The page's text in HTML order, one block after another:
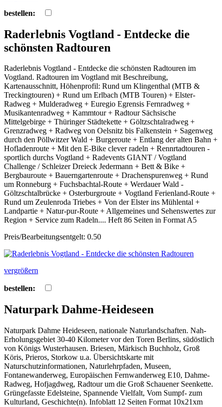
bestellen:
Raderlebnis Vogtland - Entdecke die
schönsten Radtouren
Raderlebnis Vogtland - Entdecke die schönsten Radtouren im
Vogtland. Radtouren im Vogtland mit Beschreibung,
Kartenausschnitt, Höhenprofil: Rund um Klingenthal (MTB &
Treckingtouren) + Rund um Erlbach (MTB Touren) + Elster-
Radweg + Mulderadweg + Euregio Egrensis Fernradweg +
Musikantenradweg + Kammtour + Radtour Sächsische
Mittelgebirge + Thüringer Städtekette + Göltzschtalradweg +
Grenzradweg + Radweg von Oelsnitz bis Falkenstein + Sagenweg
durch den Pöllwitzer Wald + Burgeroute + Entlang der alten Bahn +
Hofladenroute + Mit den E-Bike clever radeln + Rennrtadtouren -
sportlich durchs Vogtland + Radevents GIANT / Vogtland
Challenge / Schleizer Dreieck Jedermann + Bett & Bike +
Bergbauroute + Bauerngartenroute + Drachenspurenweg + Rund
um Ronneburg + Fuchsbachtal-Route + Werdauer Wald -
Göltzschtalbrücke + Osterburgroute + Vogtland Ferienland-Route +
Rund um Zeulenroda Triebes + Von der Elster ins Mühlental +
Landpartie + Natur-pur-Route + Allgemeines und Sehenswertes zur
Region + Service zum Radeln.... Heft 86 Seiten in Format A5
Preis/Bearbeitungsentgelt: 0.50
vergrößern
bestellen:
Naturpark Dahme-Heideseen
Naturpark Dahme Heideseen, nationale Naturlandschaften. Nah-
Erholungsgebiet 30-40 Kilometer vor den Toren Berlins, südöstlich
von Königs Wusterhausen. Briesen, Märkisch Buchholz, Groß
Köris, Prieros, Storkow u.a. Übersichtskarte mit
Naturschutzinformationen, Naturlehrpfaden, Museen,
Fontanewanderweg, Europäischen Fernwanderweg E10, Dahme-
Radweg, Hofjagdweg, Radtour um die Groß Schauener Seenkette.
Grüngefasste Edelsteine, Spannende Vielfalt, Vom Sumpf- zum
Kulturland, Geschichte(n). Infoblatt 12 Seiten Format 10x21xm